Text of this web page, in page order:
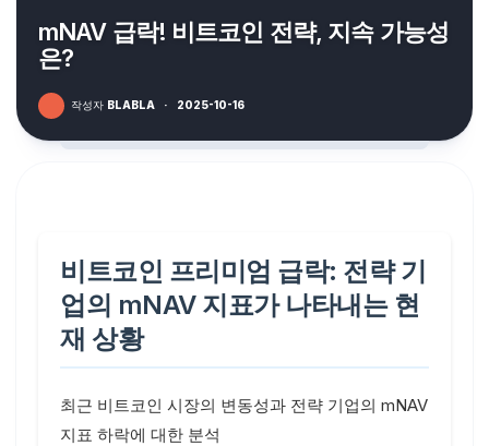
mNAV 급락! 비트코인 전략, 지속 가능성
은?
작성자 BLABLA · 2025-10-16
비트코인 프리미엄 급락: 전략 기
업의 mNAV 지표가 나타내는 현
재 상황
최근 비트코인 시장의 변동성과 전략 기업의 mNAV
지표 하락에 대한 분석